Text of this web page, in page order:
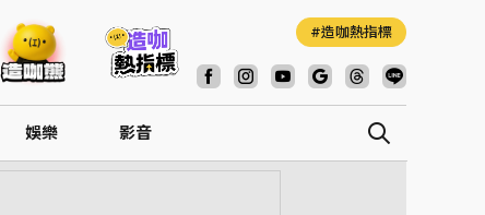
造咖熱指標
娛樂 影音